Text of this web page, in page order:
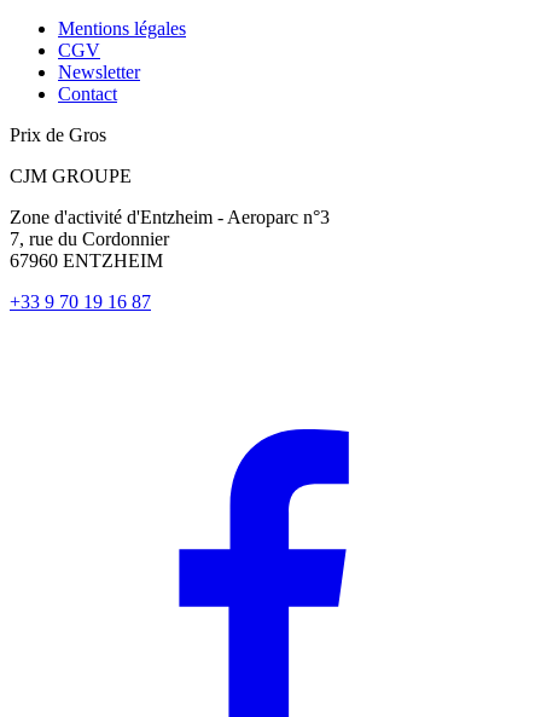
Mentions légales
CGV
Newsletter
Contact
Prix de Gros
CJM GROUPE
Zone d'activité d'Entzheim - Aeroparc n°3
7, rue du Cordonnier
67960 ENTZHEIM
+33 9 70 19 16 87